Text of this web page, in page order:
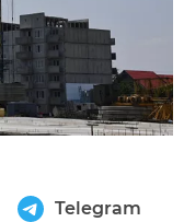
Telegram